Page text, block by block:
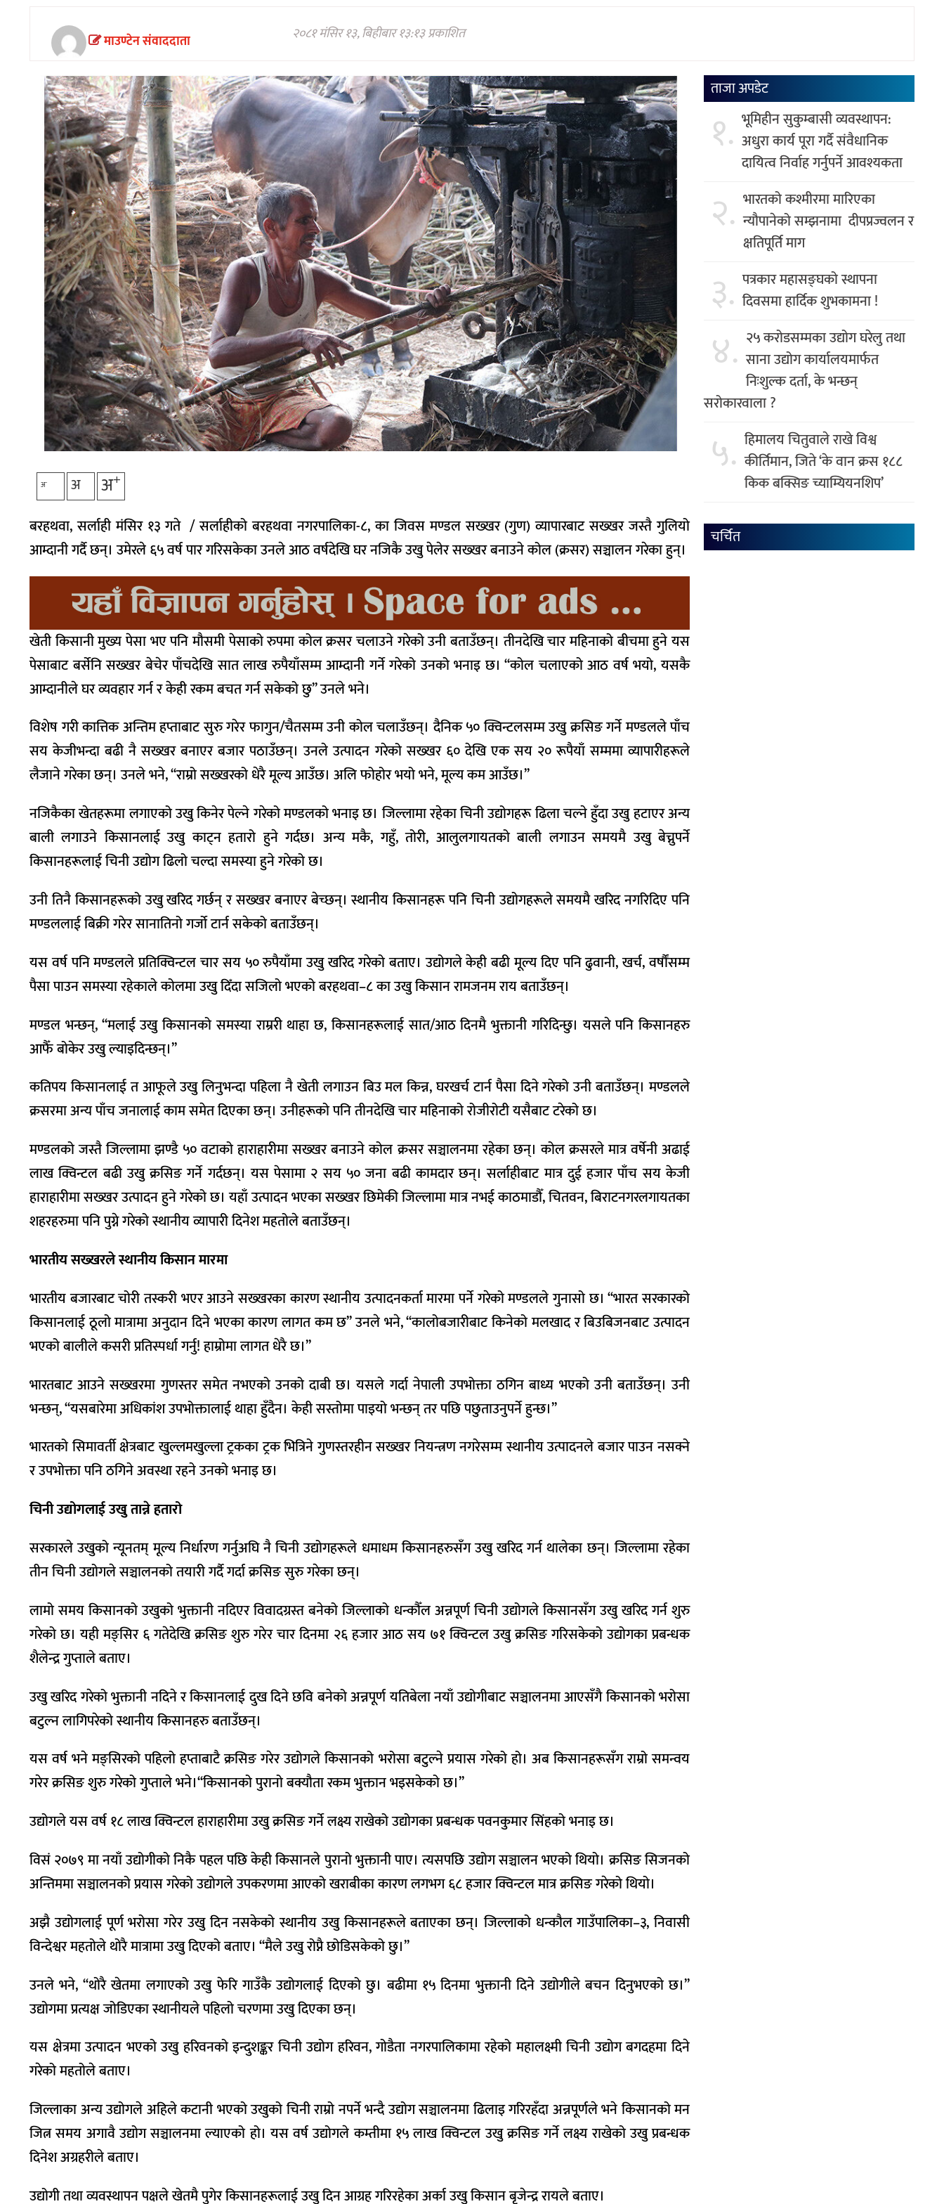
विचार
खेलकुद
माउण्टेन संवाददाता २०८१ मंसिर १३, बिहीबार १३:१३ प्रकाशित
अ- अ अ+
बरहथवा, सर्लाही मंसिर १३ गते / सर्लाहीको बरहथवा नगरपालिका-८, का जिवस मण्डल सख्खर (गुण) व्यापारबाट सख्खर जस्तै गुलियो
आम्दानी गर्दै छन्। उमेरले ६५ वर्ष पार गरिसकेका उनले आठ वर्षदेखि घर नजिकै उखु पेलेर सख्खर बनाउने कोल (क्रसर) सञ्चालन गरेका हुन्।
खेती किसानी मुख्य पेसा भए पनि मौसमी पेसाको रुपमा कोल क्रसर चलाउने गरेको उनी बताउँछन्। तीनदेखि चार महिनाको बीचमा हुने यस
पेसाबाट बर्सेनि सख्खर बेचेर पाँचदेखि सात लाख रुपैयाँसम्म आम्दानी गर्ने गरेको उनको भनाइ छ। ‘‘कोल चलाएको आठ वर्ष भयो, यसकै
आम्दानीले घर व्यवहार गर्न र केही रकम बचत गर्न सकेको छु’’ उनले भने।
विशेष गरी कात्तिक अन्तिम हप्ताबाट सुरु गरेर फागुन/चैतसम्म उनी कोल चलाउँछन्। दैनिक ५० क्विन्टलसम्म उखु क्रसिङ गर्ने मण्डलले पाँच
सय केजीभन्दा बढी नै सख्खर बनाएर बजार पठाउँछन्। उनले उत्पादन गरेको सख्खर ६० देखि एक सय २० रूपैयाँ सम्ममा व्यापारीहरूले
लैजाने गरेका छन्। उनले भने, ‘‘राम्रो सख्खरको धेरै मूल्य आउँछ। अलि फोहोर भयो भने, मूल्य कम आउँछ।’’
नजिकैका खेतहरूमा लगाएको उखु किनेर पेल्ने गरेको मण्डलको भनाइ छ। जिल्लामा रहेका चिनी उद्योगहरू ढिला चल्ने हुँदा उखु हटाएर अन्य
बाली लगाउने किसानलाई उखु काट्न हतारो हुने गर्दछ। अन्य मकै, गहुँ, तोरी, आलुलगायतको बाली लगाउन समयमै उखु बेच्नुपर्ने
किसानहरूलाई चिनी उद्योग ढिलो चल्दा समस्या हुने गरेको छ।
उनी तिनै किसानहरूको उखु खरिद गर्छन् र सख्खर बनाएर बेच्छन्। स्थानीय किसानहरू पनि चिनी उद्योगहरूले समयमै खरिद नगरिदिए पनि
मण्डललाई बिक्री गरेर सानातिनो गर्जो टार्न सकेको बताउँछन्।
यस वर्ष पनि मण्डलले प्रतिक्विन्टल चार सय ५० रुपैयाँमा उखु खरिद गरेको बताए। उद्योगले केही बढी मूल्य दिए पनि ढुवानी, खर्च, वर्षौंसम्म
पैसा पाउन समस्या रहेकाले कोलमा उखु दिँदा सजिलो भएको बरहथवा–८ का उखु किसान रामजनम राय बताउँछन्।
मण्डल भन्छन्, ‘‘मलाई उखु किसानको समस्या राम्ररी थाहा छ, किसानहरूलाई सात/आठ दिनमै भुक्तानी गरिदिन्छु। यसले पनि किसानहरु
आफैँ बोकेर उखु ल्याइदिन्छन्।’’
कतिपय किसानलाई त आफूले उखु लिनुभन्दा पहिला नै खेती लगाउन बिउ मल किन्न, घरखर्च टार्न पैसा दिने गरेको उनी बताउँछन्। मण्डलले
क्रसरमा अन्य पाँच जनालाई काम समेत दिएका छन्। उनीहरूको पनि तीनदेखि चार महिनाको रोजीरोटी यसैबाट टरेको छ।
मण्डलको जस्तै जिल्लामा झण्डै ५० वटाको हाराहारीमा सख्खर बनाउने कोल क्रसर सञ्चालनमा रहेका छन्। कोल क्रसरले मात्र वर्षेनी अढाई
लाख क्विन्टल बढी उखु क्रसिङ गर्ने गर्दछन्। यस पेसामा २ सय ५० जना बढी कामदार छन्। सर्लाहीबाट मात्र दुई हजार पाँच सय केजी
हाराहारीमा सख्खर उत्पादन हुने गरेको छ। यहाँ उत्पादन भएका सख्खर छिमेकी जिल्लामा मात्र नभई काठमाडौँ, चितवन, बिराटनगरलगायतका
शहरहरुमा पनि पुग्ने गरेको स्थानीय व्यापारी दिनेश महतोले बताउँछन्।
भारतीय सख्खरले स्थानीय किसान मारमा
भारतीय बजारबाट चोरी तस्करी भएर आउने सख्खरका कारण स्थानीय उत्पादनकर्ता मारमा पर्ने गरेको मण्डलले गुनासो छ। ‘‘भारत सरकारको
किसानलाई ठूलो मात्रामा अनुदान दिने भएका कारण लागत कम छ’’ उनले भने, ‘‘कालोबजारीबाट किनेको मलखाद र बिउबिजनबाट उत्पादन
भएको बालीले कसरी प्रतिस्पर्धा गर्नु! हाम्रोमा लागत धेरै छ।’’
भारतबाट आउने सख्खरमा गुणस्तर समेत नभएको उनको दाबी छ। यसले गर्दा नेपाली उपभोक्ता ठगिन बाध्य भएको उनी बताउँछन्। उनी
भन्छन्, ‘‘यसबारेमा अधिकांश उपभोक्तालाई थाहा हुँदैन। केही सस्तोमा पाइयो भन्छन् तर पछि पछुताउनुपर्ने हुन्छ।’’
भारतको सिमावर्ती क्षेत्रबाट खुल्लमखुल्ला ट्रकका ट्रक भित्रिने गुणस्तरहीन सख्खर नियन्त्रण नगरेसम्म स्थानीय उत्पादनले बजार पाउन नसक्ने
र उपभोक्ता पनि ठगिने अवस्था रहने उनको भनाइ छ।
चिनी उद्योगलाई उखु तान्ने हतारो
सरकारले उखुको न्यूनतम् मूल्य निर्धारण गर्नुअघि नै चिनी उद्योगहरूले धमाधम किसानहरुसँग उखु खरिद गर्न थालेका छन्। जिल्लामा रहेका
तीन चिनी उद्योगले सञ्चालनको तयारी गर्दै गर्दा क्रसिङ सुरु गरेका छन्।
लामो समय किसानको उखुको भुक्तानी नदिएर विवादग्रस्त बनेको जिल्लाको धन्कौँल अन्नपूर्ण चिनी उद्योगले किसानसँग उखु खरिद गर्न शुरु
गरेको छ। यही मङ्सिर ६ गतेदेखि क्रसिङ शुरु गरेर चार दिनमा २६ हजार आठ सय ७१ क्विन्टल उखु क्रसिङ गरिसकेको उद्योगका प्रबन्धक
शैलेन्द्र गुप्ताले बताए।
उखु खरिद गरेको भुक्तानी नदिने र किसानलाई दुख दिने छवि बनेको अन्नपूर्ण यतिबेला नयाँ उद्योगीबाट सञ्चालनमा आएसँगै किसानको भरोसा
बटुल्न लागिपरेको स्थानीय किसानहरु बताउँछन्।
यस वर्ष भने मङ्सिरको पहिलो हप्ताबाटै क्रसिङ गरेर उद्योगले किसानको भरोसा बटुल्ने प्रयास गरेको हो। अब किसानहरूसँग राम्रो समन्वय
गरेर क्रसिङ शुरु गरेको गुप्ताले भने।‘‘किसानको पुरानो बक्यौता रकम भुक्तान भइसकेको छ।’’
उद्योगले यस वर्ष १८ लाख क्विन्टल हाराहारीमा उखु क्रसिङ गर्ने लक्ष्य राखेको उद्योगका प्रबन्धक पवनकुमार सिंहको भनाइ छ।
विसं २०७९ मा नयाँ उद्योगीको निकै पहल पछि केही किसानले पुरानो भुक्तानी पाए। त्यसपछि उद्योग सञ्चालन भएको थियो। क्रसिङ सिजनको
अन्तिममा सञ्चालनको प्रयास गरेको उद्योगले उपकरणमा आएको खराबीका कारण लगभग ६८ हजार क्विन्टल मात्र क्रसिङ गरेको थियो।
अझै उद्योगलाई पूर्ण भरोसा गरेर उखु दिन नसकेको स्थानीय उखु किसानहरूले बताएका छन्। जिल्लाको धन्कौल गाउँपालिका–३, निवासी
विन्देश्वर महतोले थोरै मात्रामा उखु दिएको बताए। ‘‘मैले उखु रोप्नै छोडिसकेको छु।’’
उनले भने, ‘‘थोरै खेतमा लगाएको उखु फेरि गाउँकै उद्योगलाई दिएको छु। बढीमा १५ दिनमा भुक्तानी दिने उद्योगीले बचन दिनुभएको छ।’’
उद्योगमा प्रत्यक्ष जोडिएका स्थानीयले पहिलो चरणमा उखु दिएका छन्।
यस क्षेत्रमा उत्पादन भएको उखु हरिवनको इन्दुशङ्कर चिनी उद्योग हरिवन, गोडैता नगरपालिकामा रहेको महालक्ष्मी चिनी उद्योग बगदहमा दिने
गरेको महतोले बताए।
जिल्लाका अन्य उद्योगले अहिले कटानी भएको उखुको चिनी राम्रो नपर्ने भन्दै उद्योग सञ्चालनमा ढिलाइ गरिरहँदा अन्नपूर्णले भने किसानको मन
जित्न समय अगावै उद्योग सञ्चालनमा ल्याएको हो। यस वर्ष उद्योगले कम्तीमा १५ लाख क्विन्टल उखु क्रसिङ गर्ने लक्ष्य राखेको उखु प्रबन्धक
दिनेश अग्रहरीले बताए।
उद्योगी तथा व्यवस्थापन पक्षले खेतमै पुगेर किसानहरूलाई उखु दिन आग्रह गरिरहेका अर्का उखु किसान बृजेन्द्र रायले बताए।
ताजा अपडेट
१. भूमिहीन सुकुम्बासी व्यवस्थापन:
अधुरा कार्य पूरा गर्दै संवैधानिक
दायित्व निर्वाह गर्नुपर्ने आवश्यकता
२. भारतको कश्मीरमा मारिएका
न्यौपानेको सम्झनामा दीपप्रज्वलन र
क्षतिपूर्ति माग
३. पत्रकार महासङ्घको स्थापना
दिवसमा हार्दिक शुभकामना !
४. २५ करोडसम्मका उद्योग घरेलु तथा
साना उद्योग कार्यालयमार्फत
निःशुल्क दर्ता, के भन्छन्
सरोकारवाला ?
५. हिमालय चितुवाले राखे विश्व
कीर्तिमान, जिते ‘के वान क्रस १८८
किक बक्सिङ च्याम्यियनशिप’
चर्चित